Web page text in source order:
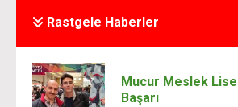
Rastgele Haberler
Mucur Meslek
Başarı